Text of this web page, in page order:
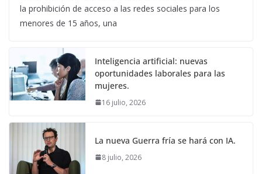
la prohibición de acceso a las redes sociales para los
menores de 15 años, una
Inteligencia artificial: nuevas
oportunidades laborales para las
mujeres.
16 julio, 2026
La nueva Guerra fría se hará con IA.
8 julio, 2026